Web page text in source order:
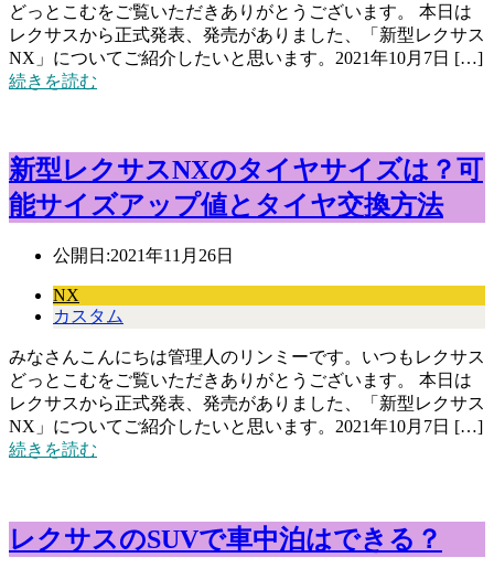
どっとこむをご覧いただきありがとうございます。 本日は
レクサスから正式発表、発売がありました、「新型レクサス
NX」についてご紹介したいと思います。2021年10月7日 […]
続きを読む
新型レクサスNXのタイヤサイズは？可
能サイズアップ値とタイヤ交換方法
公開日:2021年11月26日
NX
カスタム
みなさんこんにちは管理人のリンミーです。いつもレクサス
どっとこむをご覧いただきありがとうございます。 本日は
レクサスから正式発表、発売がありました、「新型レクサス
NX」についてご紹介したいと思います。2021年10月7日 […]
続きを読む
レクサスのSUVで車中泊はできる？